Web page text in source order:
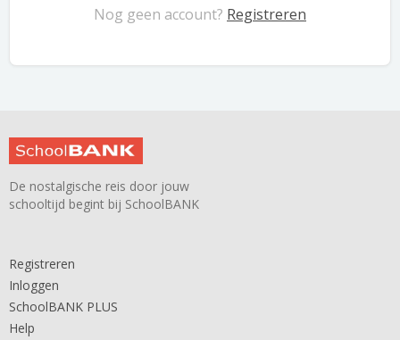
Nog geen account? Registreren
De nostalgische reis door jouw
schooltijd begint bij SchoolBANK
Registreren
Inloggen
SchoolBANK PLUS
Help